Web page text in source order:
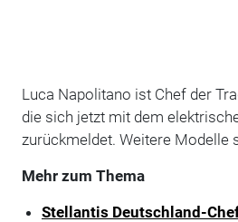
Luca Napolitano ist Chef der
die sich jetzt mit dem
zurückmeldet. Weitere Modelle
Mehr zum Thema
Stellantis Deutschland-